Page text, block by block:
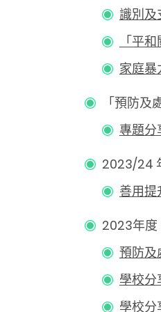
識別
「平
家庭暴
「預防
專題分
2023/24
善用
2023年度
預防及
學校
學校分